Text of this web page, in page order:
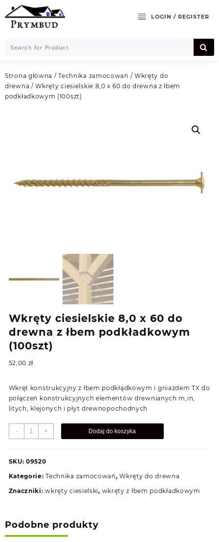
Skip
to
content
LOGIN / REGISTER
Strona główna /Technika zamocowań / Wkręty do
drewna / Wkręty ciesielskie 8,0 x 60 do drewna z łbem
podkładkowym (100szt)
Wkręty ciesielskie 8,0 x 60 do
drewna z łbem podkładkowym
(100szt)
52,00 zł
Wkręt konstrukcyjny z łbem podkłądkowym i gniazdem TX do
połączeń konstrukcyjnych elementów drewnianych m,in,
litych, klejonych i płyt drewnopochodnych
-
ilość
Wkręty
8,0
60
do
łbem
podkładkowym
+ Dodaj do koszyka
SKU: 09520
Kategorie:Technika zamocowań,Wkręty do drewna
Znaczniki:wkręty ciesielski, wkręty z łbem podkładkowym
Podobne produkty